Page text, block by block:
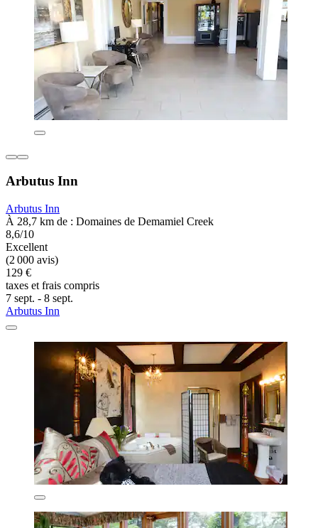
Arbutus Inn
Arbutus Inn
À 28,7 km de : Domaines de Demamiel Creek
8,6/10
Excellent
(2 000 avis)
129 €
taxes et frais compris
7 sept. - 8 sept.
Arbutus Inn